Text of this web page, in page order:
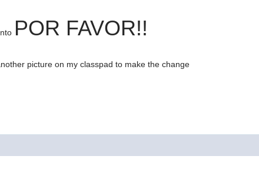
POR FAVOR!!
picture on my classpad to make the change